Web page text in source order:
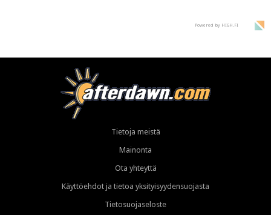
Powered by HIGH.FI
Tietoja meistä
Mainonta
Ota yhteyttä
Käyttöehdot ja tietoa yksityisyydensuojasta
Tietosuojaseloste